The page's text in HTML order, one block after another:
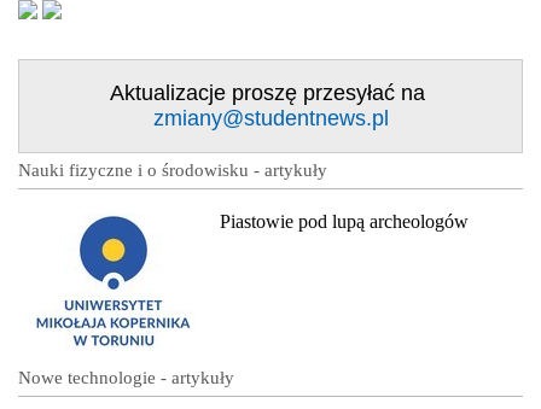
Aktualizacje proszę przesyłać na
zmiany@studentnews.pl
Nauki fizyczne i o środowisku - artykuły
Piastowie pod lupą archeologów
Nowe technologie - artykuły